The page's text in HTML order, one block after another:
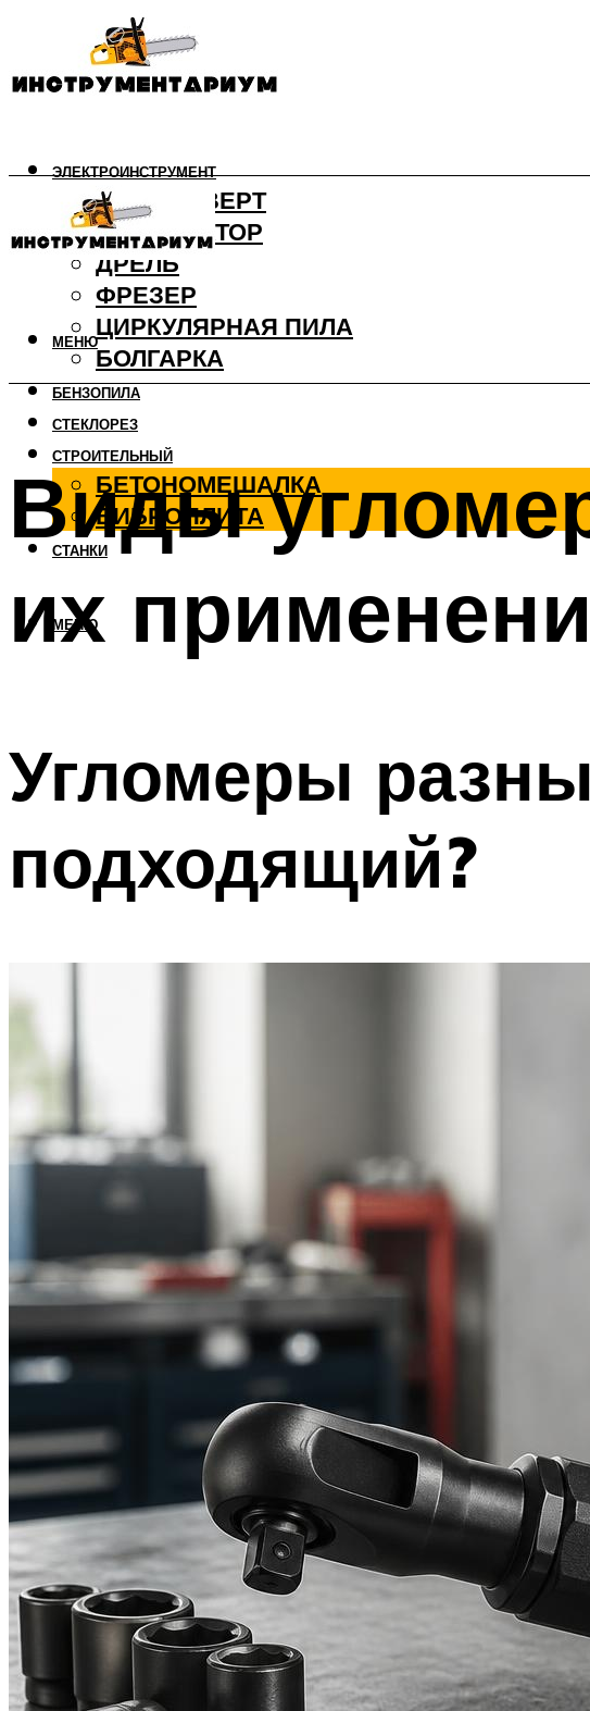
ЭЛЕКТРОИНСТРУМЕНТ
ШУРУПОВЕРТ
ПЕРФОРАТОР
ДРЕЛЬ
ФРЕЗЕР
ЦИРКУЛЯРНАЯ ПИЛА
БОЛГАРКА
БЕНЗОПИЛА
СТЕКЛОРЕЗ
СТРОИТЕЛЬНЫЙ
БЕТОНОМЕШАЛКА
ВИБРОПЛИТА
СТАНКИ
МЕНЮ
МЕНЮ
Виды
их
Угломеры
подходящий?